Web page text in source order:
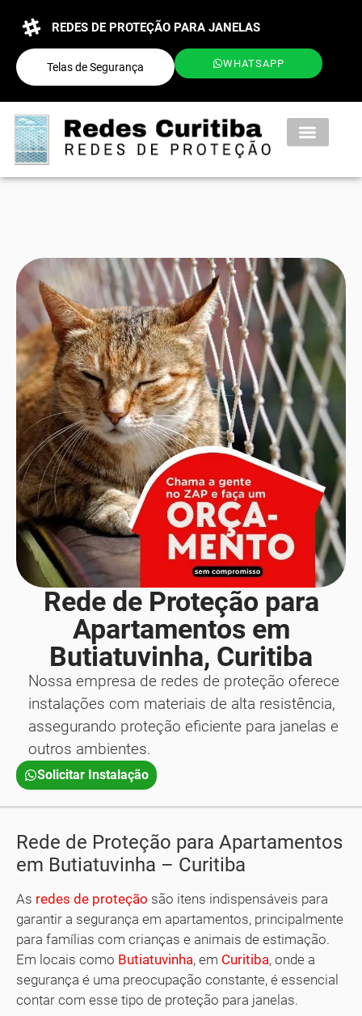
REDES DE PROTEÇÃO PARA JANELAS
Telas de Segurança WHATSAPP
Rede de Proteção para
Apartamentos em
Butiatuvinha, Curitiba
Nossa empresa de redes de proteção oferece
instalações com materiais de alta resistência,
assegurando proteção eficiente para janelas e
outros ambientes.
Solicitar Instalação
Rede de Proteção para Apartamentos
em Butiatuvinha – Curitiba
As redes de proteção são itens indispensáveis para
garantir a segurança em apartamentos, principalmente
para famílias com crianças e animais de estimação.
Em locais como Butiatuvinha, em Curitiba, onde a
segurança é uma preocupação constante, é essencial
contar com esse tipo de proteção para janelas.